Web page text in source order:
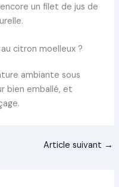
un filet de jus de
citron moelleux ?
ambiante sous
bien emballé, et
Article suivant →